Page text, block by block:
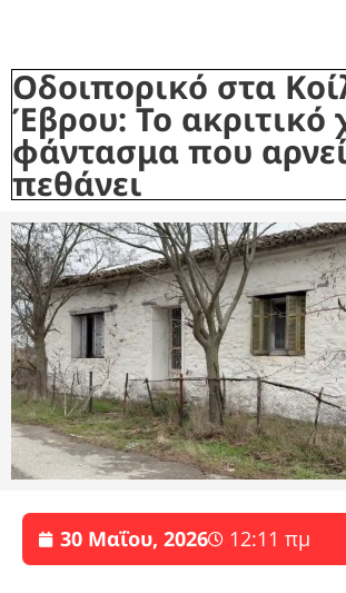
Οδοιπορικό στα
Έβρου: Το ακριτικό
φάντασμα που
πεθάνει
30 Μαΐου, 2026 12:11 πμ